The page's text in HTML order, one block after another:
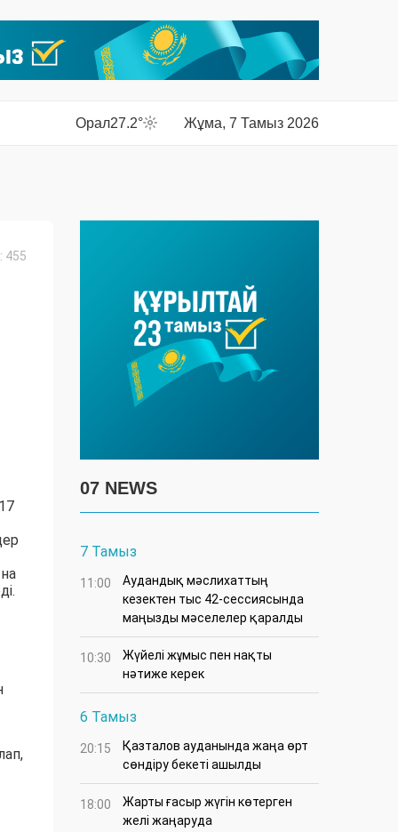
Орал27.2° Жұма, 7 Тамыз 2026
455
07 NEWS
7 Тамыз
11:00
Аудандық мәслихаттың
кезектен тыс 42-сессиясында
маңызды мәселелер қаралды
10:30
Жүйелі жұмыс пен нақты
нәтиже керек
6 Тамыз
20:15
Қазталов ауданында жаңа өрт
сөндіру бекеті ашылды
18:00
Жарты ғасыр жүгін көтерген
желі жаңаруда